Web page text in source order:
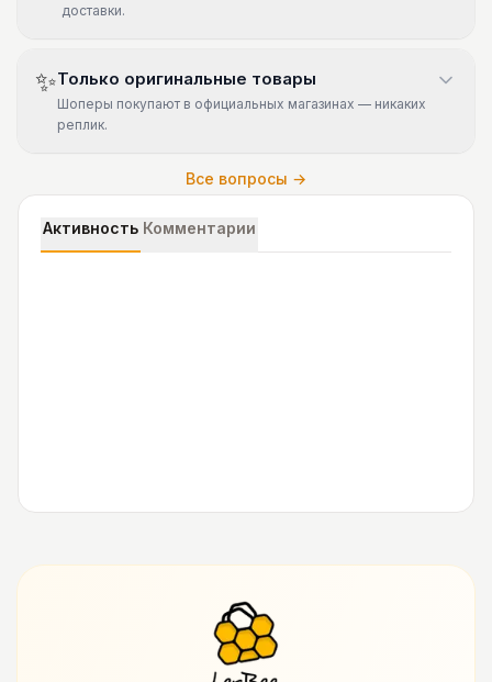
доставки.
✨Только оригинальные товары
Шоперы покупают в официальных магазинах — никаких
реплик.
Все вопросы →
Активность Комментарии